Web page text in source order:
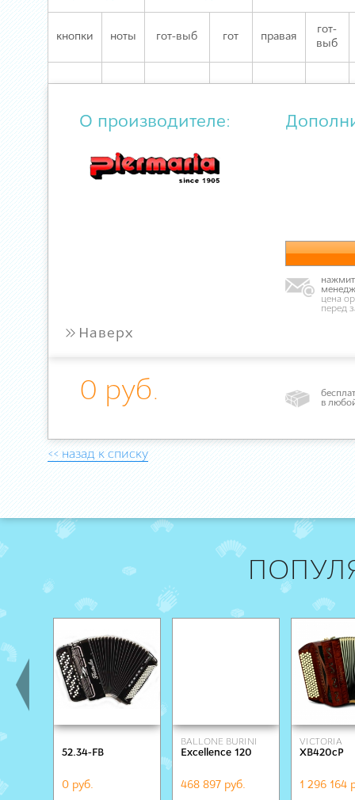
кнопки ноты гот-выб гот правая
гот-
выб
О производителе:
цена
перед
» Наверх
0 руб.
в
<< назад к списку
52.34-FB
0 руб.
BALLONE BURINI
Excellence 120
468 897 руб.
VICTORIA
XB420cP
1 296 164